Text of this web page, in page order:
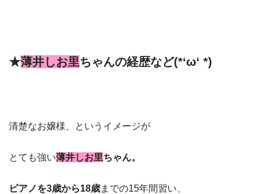
★薄井しお里ちゃんの経歴など(*‘ω‘ *)
清楚なお嬢様、というイメージが
とても強い薄井しお里ちゃん。
ピアノを3歳から18歳までの15年間習い、